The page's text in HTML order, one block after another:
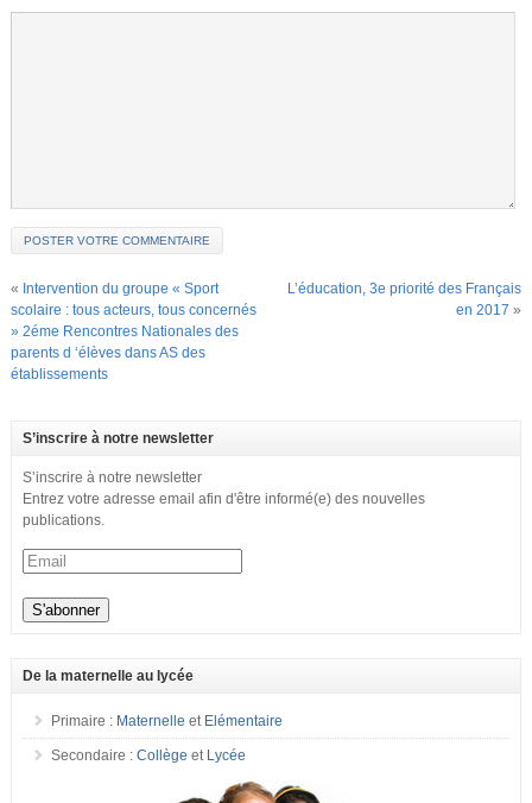
« Intervention du groupe « Sport
scolaire : tous acteurs, tous concernés
» 2éme Rencontres Nationales des
parents d ‘élèves dans AS des
établissements
L’éducation, 3e priorité des Français
en 2017 »
S’inscrire à notre newsletter
S’inscrire à notre newsletter
Entrez votre adresse email afin d'être informé(e) des nouvelles
publications.
De la maternelle au lycée
Primaire : Maternelle et Elémentaire
Secondaire : Collège et Lycée